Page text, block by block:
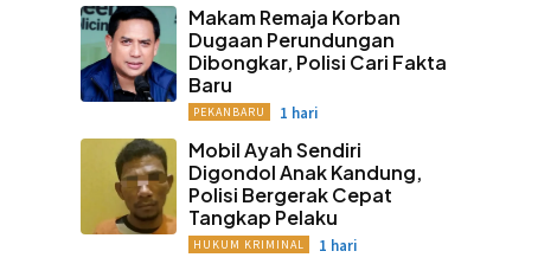
Makam Remaja Korban
Dugaan Perundungan
Dibongkar, Polisi Cari Fakta
Baru
PEKANBARU 1 hari
Mobil Ayah Sendiri
Digondol Anak Kandung,
Polisi Bergerak Cepat
Tangkap Pelaku
HUKUM KRIMINAL 1 hari